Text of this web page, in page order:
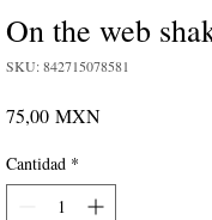
On the web
SKU: 842715078581
75,00 MXNPrecio
Cantidad *